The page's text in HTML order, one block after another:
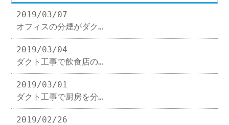
2019/03/07
オフィスの分煙がダク…
2019/03/04
ダクト工事で飲食店の…
2019/03/01
ダクト工事で厨房を分…
2019/02/26